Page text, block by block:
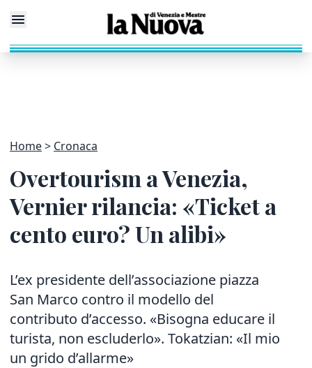
Home Cronaca
Overtourism a Venezia,
Vernier rilancia: «Ticket a
cento euro? Un alibi»
L’ex presidente dell’associazione piazza
San Marco contro il modello del
contributo d’accesso. «Bisogna educare il
turista, non escluderlo». Tokatzian: «Il mio
un grido d’allarme»